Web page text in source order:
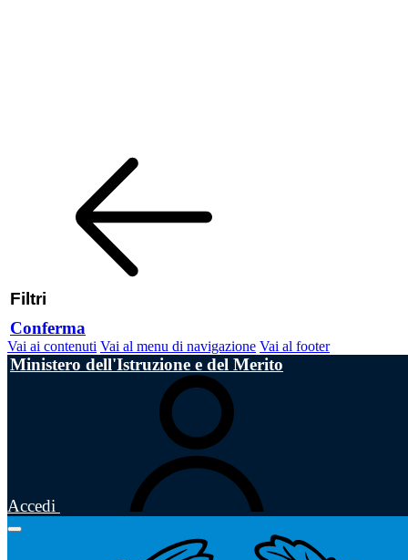
Filtri
Conferma
Vai ai contenuti Vai al menu di navigazione Vai al footer
Ministero dell'Istruzione e del Merito
Accedi